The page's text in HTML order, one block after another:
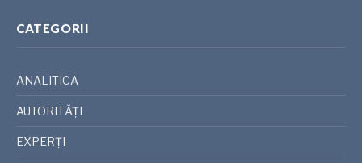
CATEGORII
ANALITICA
AUTORITĂȚI
EXPERȚI